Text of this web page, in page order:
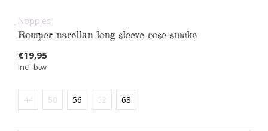
Noppies
Romper narellan long sleeve rose smoke
€19,95
Incl. btw
44 50 56 62 68